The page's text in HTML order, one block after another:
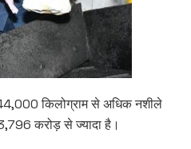
44,000 किलोग्राम से अधिक नशीले
करोड़ से ज्यादा है।